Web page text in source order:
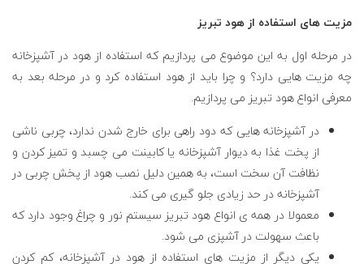
مزیت های استفاده از هود تبریز
در مرحله اول به این موضوع می پردازیم که استفاده از هود در آشپزخانه
چه مزیت هایی دارد؟ و چرا باید از هود استفاده کرد و در مرحله بعد به
معرفی انواع هود تبریز می پردازیم.
در آشپزخانه هایی که دود راهی برای خارج شدن ندارد، چربی ناشی
از پخت غذا به دیوار آشپزخانه یا کابینت می چسبد و تمیز کردن و
نظافت آن سخت است، به همین دلیل نصب هود از پخش چربی در
آشپزخانه در حد زیادی جلو گیری می کند.
معمولا در همه ی انواع هود تبریز سیستم نور و چراغ وجود دارد که
باعث سهولت در آشپزی می شود.
یکی دیگر از مزیت های استفاده از هود در آشپزخانه، کم کردن